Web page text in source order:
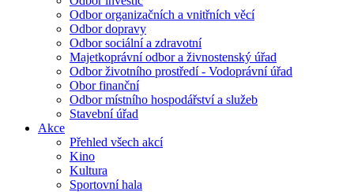
Odbor organizačních a vnitřních věcí
Odbor dopravy
Odbor sociální a zdravotní
Majetkoprávní odbor a živnostenský úřad
Odbor životního prostředí - Vodoprávní úřad
Obor finanční
Odbor místního hospodářství a služeb
Stavební úřad
Akce
Přehled všech akcí
Kino
Kultura
Sportovní hala